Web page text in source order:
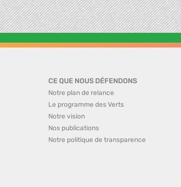
CE QUE NOUS DÉFENDONS
Notre plan de relance
Le programme des Verts
Notre vision
Nos publications
Notre politique de transparence